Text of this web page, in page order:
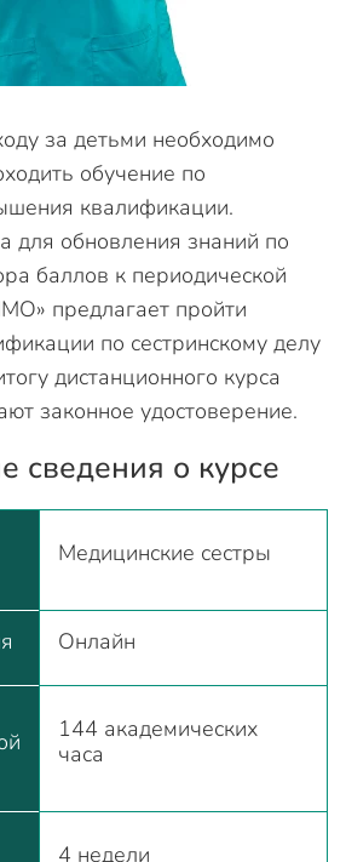
за детьми необходимо
обучение по
квалификации.
для обновления знаний по
баллов к периодической
предлагает пройти
по сестринскому делу
дистанционного курса
законное удостоверение.
сведения о курсе
Медицинские сестры
Онлайн
144 академических
часа
4 недели